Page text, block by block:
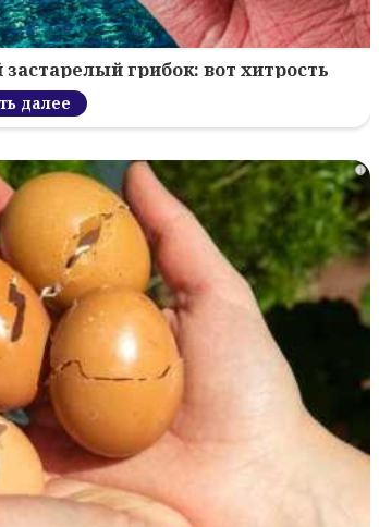
грибок: вот хитрость
далее
i